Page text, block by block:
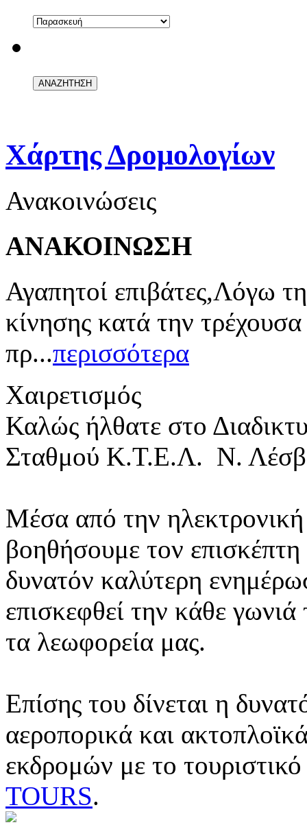
Χάρτης Δρομολογίων
Ανακοινώσεις
ΑΝΑΚΟΙΝΩΣΗ
Αγαπητοί επιβάτες,Λόγω
κίνησης κατά την
πρ...περισσότερα
Χαιρετισμός
Καλώς ήλθατε στο
Σταθμού Κ.Τ.Ε.Λ. Ν.
Μέσα από την ηλεκτρονική
βοηθήσουμε τον
δυνατόν καλύτερη
επισκεφθεί την κάθε
τα λεωφορεία μας.
Επίσης του δίνεται η
αεροπορικά και
εκδρομών με το
TOURS.